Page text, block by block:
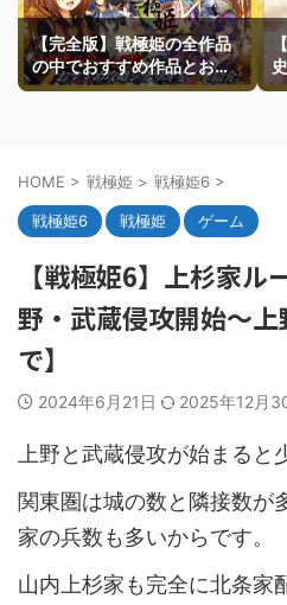
【完全版】戦極姫の全作品
の中でおすすめ作品とおす
すめ攻略ルートを一挙紹介
介
HOME > 戦極姫 > 戦極姫6 >
戦極姫6 戦極姫 ゲーム
【戦極姫6】上杉家
野・武蔵侵攻開始～
で】
2024年6月21日 2025年12月
上野と武蔵侵攻が始まると
関東圏は城の数と隣接数が
家の兵数も多いからです。
山内上杉家も完全に北条家